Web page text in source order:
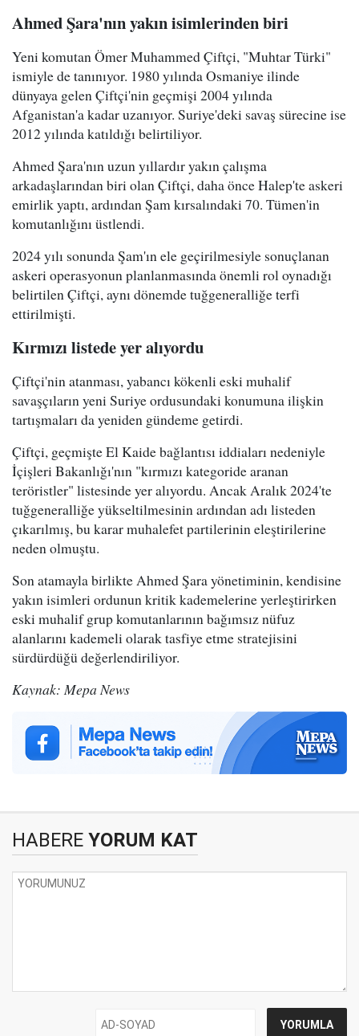
Ahmed Şara'nın yakın isimlerinden biri
Yeni komutan Ömer Muhammed Çiftçi, "Muhtar Türki"
ismiyle de tanınıyor. 1980 yılında Osmaniye ilinde
dünyaya gelen Çiftçi'nin geçmişi 2004 yılında
Afganistan'a kadar uzanıyor. Suriye'deki savaş sürecine ise
2012 yılında katıldığı belirtiliyor.
Ahmed Şara'nın uzun yıllardır yakın çalışma
arkadaşlarından biri olan Çiftçi, daha önce Halep'te askeri
emirlik yaptı, ardından Şam kırsalındaki 70. Tümen'in
komutanlığını üstlendi.
2024 yılı sonunda Şam'ın ele geçirilmesiyle sonuçlanan
askeri operasyonun planlanmasında önemli rol oynadığı
belirtilen Çiftçi, aynı dönemde tuğgeneralliğe terfi
ettirilmişti.
Kırmızı listede yer alıyordu
Çiftçi'nin atanması, yabancı kökenli eski muhalif
savaşçıların yeni Suriye ordusundaki konumuna ilişkin
tartışmaları da yeniden gündeme getirdi.
Çiftçi, geçmişte El Kaide bağlantısı iddiaları nedeniyle
İçişleri Bakanlığı'nın "kırmızı kategoride aranan
teröristler" listesinde yer alıyordu. Ancak Aralık 2024'te
tuğgeneralliğe yükseltilmesinin ardından adı listeden
çıkarılmış, bu karar muhalefet partilerinin eleştirilerine
neden olmuştu.
Son atamayla birlikte Ahmed Şara yönetiminin, kendisine
yakın isimleri ordunun kritik kademelerine yerleştirirken
eski muhalif grup komutanlarının bağımsız nüfuz
alanlarını kademeli olarak tasfiye etme stratejisini
sürdürdüğü değerlendiriliyor.
Kaynak: Mepa News
HABERE YORUM KAT